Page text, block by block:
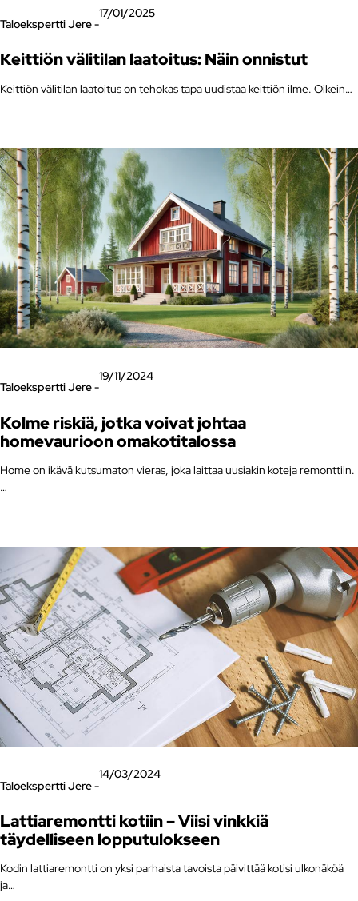
Taloekspertti Jere -
17/01/2025
Keittiön välitilan laatoitus: Näin onnistut
Keittiön välitilan laatoitus on tehokas tapa uudistaa keittiön ilme. Oikein…
Taloekspertti Jere -
19/11/2024
Kolme riskiä, jotka voivat johtaa
homevaurioon omakotitalossa
Home on ikävä kutsumaton vieras, joka laittaa uusiakin koteja remonttiin.
…
Taloekspertti Jere -
14/03/2024
Lattiaremontti kotiin – Viisi vinkkiä
täydelliseen lopputulokseen
Kodin lattiaremontti on yksi parhaista tavoista päivittää kotisi ulkonäköä
ja…